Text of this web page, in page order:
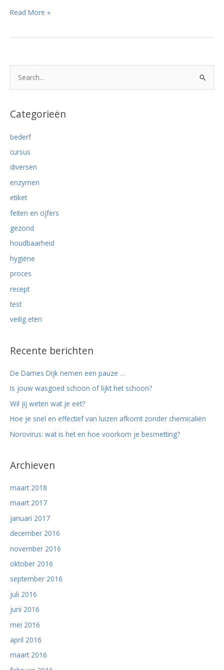
Botox
botuline:
onschuldige
rimpelvervager?
Read More »
k
a
a
r
:
Categorieën
bederf
cursus
diversen
enzymen
etiket
feiten en cijfers
gezond
houdbaarheid
hygiëne
proces
recept
test
veilig eten
Recente berichten
De Dames Dijk nemen een pauze …
Is jouw wasgoed schoon of lijkt het schoon?
Wil jij weten wat je eet?
Hoe je snel en effectief van luizen afkomt zonder chemicaliën
Norovirus: wat is het en hoe voorkom je besmetting?
Archieven
maart 2018
maart 2017
januari 2017
december 2016
november 2016
oktober 2016
september 2016
juli 2016
juni 2016
mei 2016
april 2016
maart 2016